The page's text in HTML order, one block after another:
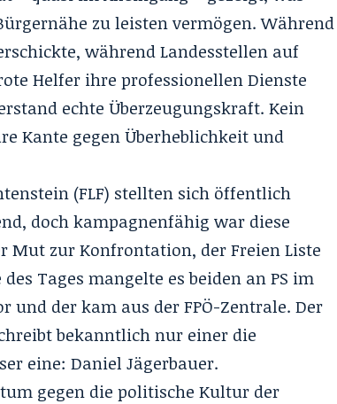
zu leisten vermögen. Während
während Landesstellen auf
Helfer ihre professionellen Dienste
echte Überzeugungskraft. Kein
Kante gegen Überheblichkeit und
(FLF) stellten sich öffentlich
doch kampagnenfähig war diese
Mut zur Konfrontation, der Freien Liste
Tages mangelte es beiden an PS im
und der kam aus der FPÖ-Zentrale. Der
bekanntlich nur einer die
eine: Daniel Jägerbauer.
gegen die politische Kultur der